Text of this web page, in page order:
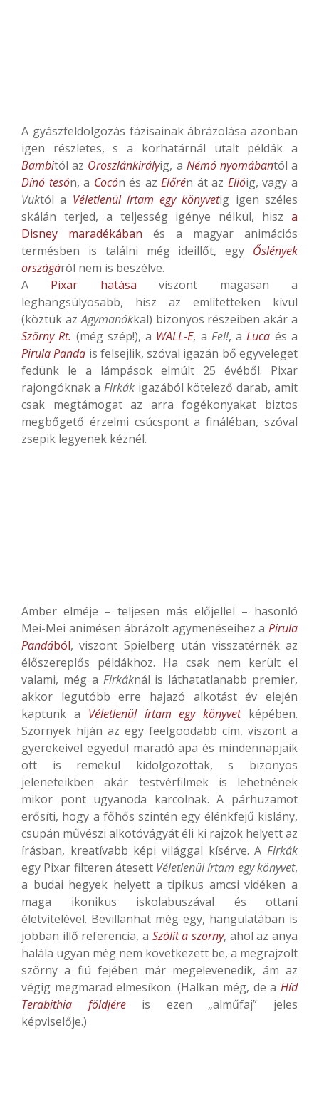
A gyászfeldolgozás fázisainak ábrázolása azonban
igen részletes, s a korhatárnál utalt példák a
Bambitól az Oroszlánkirályig, a Némó nyomábantól a
Dínó tesón, a Cocón és azElőrén át az Elióig, vagy a
Vuktól a Véletlenül írtam egy könyvetig igen széles
skálán terjed, a teljesség igénye nélkül, hisz a
Disney maradékában és a magyar animációs
termésben is találni még ideillőt, egy Őslények
országáról nem is beszélve.
A Pixar hatása viszont magasan a
leghangsúlyosabb, hisz az említetteken kívül
(köztük azAgymanókkal) bizonyos részeiben akár a
Szörny Rt. (még szép!), a WALL-E, a Fel!, aLuca és a
Pirula Panda is felsejlik, szóval igazán bő egyveleget
fedünk le a lámpások elmúlt 25 évéből. Pixar
rajongóknak a Firkákigazából kötelező darab, amit
csak megtámogat az arra fogékonyakat biztos
megbőgető érzelmi csúcspont a fináléban, szóval
zsepik legyenek kéznél.
Amber elméje – teljesen más előjellel – hasonló
Mei-Mei animésen ábrázolt agymenéseihez a Pirula
Pandából, viszont Spielberg után visszatérnék az
élőszereplős példákhoz. Ha csak nem került el
valami, még a Firkáknál is láthatatlanabb premier,
akkor legutóbb erre hajazó alkotást év elején
kaptunk a Véletlenül írtam egy könyvetképében.
Szörnyek híján az egy feelgoodabb cím, viszont a
gyerekeivel egyedül maradó apa és mindennapjaik
ott is remekül kidolgozottak, s bizonyos
jeleneteikben akár testvérfilmek is lehetnének
mikor pont ugyanoda karcolnak. A párhuzamot
erősíti, hogy a főhős szintén egy élénkfejű kislány,
csupán művészi alkotóvágyát éli ki rajzok helyett az
írásban, kreatívabb képi világgal kísérve. A Firkák
egy Pixar filteren átesett Véletlenül írtam egy könyvet,
a budai hegyek helyett a tipikus amcsi vidéken a
maga ikonikus iskolabuszával és ottani
életvitelével. Bevillanhat még egy, hangulatában is
jobban illő referencia, a Szólít a szörny, ahol az anya
halála ugyan még nem következett be, a megrajzolt
szörny a fiú fejében már megelevenedik, ám az
végig megmarad elmesíkon. (Halkan még, de a Híd
Terabithia földjéreis ezen „alműfaj” jeles
képviselője.)